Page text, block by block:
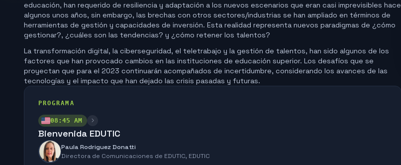
educación, han requerido de resiliencia y adaptación a los nuevos escenarios que eran casi imprevisibles hace
algunos unos años, sin embargo, las brechas con otros sectores/industrias se han ampliado en términos de
herramientas de gestión y capacidades de inversión. Esta realidad representa nuevos paradigmas de ¿cómo
gestionar?, ¿cuáles son las tendencias? y ¿cómo retener los talentos?
La transformación digital, la ciberseguridad, el teletrabajo y la gestión de talentos, han sido algunos de los
factores que han provocado cambios en las instituciones de educación superior. Los desafíos que se
proyectan que para el 2023 continuarán acompañados de incertidumbre, considerando los avances de las
tecnologías y el impacto que han dejado las crisis pasadas y futuras.
PROGRAMA
08:45 AM
Bienvenida EDUTIC
Paula Rodriguez Donatti
Directora de Comunicaciones de EDUTIC, EDUTIC